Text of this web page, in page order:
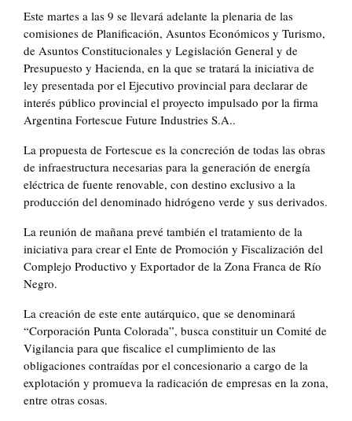
Este martes a las 9 se llevará adelante la plenaria de las
comisiones de Planificación, Asuntos Económicos y Turismo,
de Asuntos Constitucionales y Legislación General y de
Presupuesto y Hacienda, en la que se tratará la iniciativa de
ley presentada por el Ejecutivo provincial para declarar de
interés público provincial el proyecto impulsado por la firma
Argentina Fortescue Future Industries S.A..
La propuesta de Fortescue es la concreción de todas las obras
de infraestructura necesarias para la generación de energía
eléctrica de fuente renovable, con destino exclusivo a la
producción del denominado hidrógeno verde y sus derivados.
La reunión de mañana prevé también el tratamiento de la
iniciativa para crear el Ente de Promoción y Fiscalización del
Complejo Productivo y Exportador de la Zona Franca de Río
Negro.
La creación de este ente autárquico, que se denominará
“Corporación Punta Colorada”, busca constituir un Comité de
Vigilancia para que fiscalice el cumplimiento de las
obligaciones contraídas por el concesionario a cargo de la
explotación y promueva la radicación de empresas en la zona,
entre otras cosas.